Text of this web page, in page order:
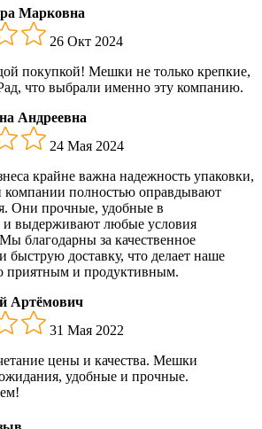
Марковна
26 Окт 2024
покупкой! Мешки не только крепкие,
что выбрали именно эту компанию.
Андреевна
24 Мая 2024
крайне важна надежность упаковки,
полностью оправдывают
Они прочные, удобные в
и выдерживают любые условия
благодарны за качественное
быструю доставку, что делает наше
приятным и продуктивным.
Артёмович
31 Мая 2022
цены и качества. Мешки
удобные и прочные.